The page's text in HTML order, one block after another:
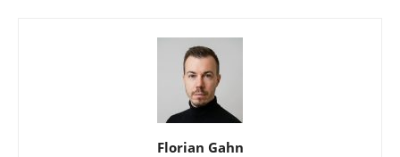
Florian Gahn